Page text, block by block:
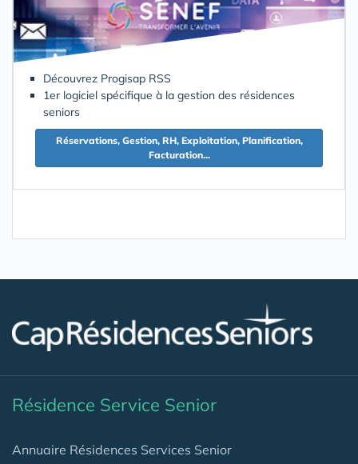
Découvrez Progisap RSS
1er logiciel spécifique à la gestion des résidences
seniors
Réservations, Gestion, RH, Exploitation, Planification,
Facturation...
Résidence Service Senior
Annuaire Résidences Services Senior